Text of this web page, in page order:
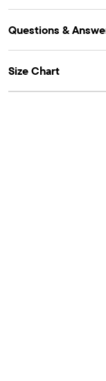
Questions &
Size Chart